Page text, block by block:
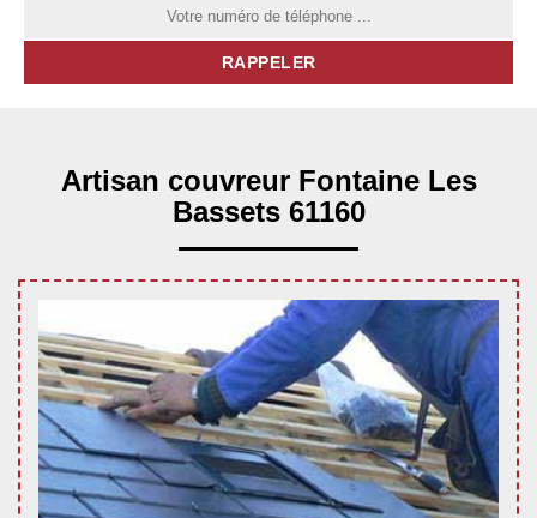
Artisan couvreur Fontaine Les
Bassets 61160